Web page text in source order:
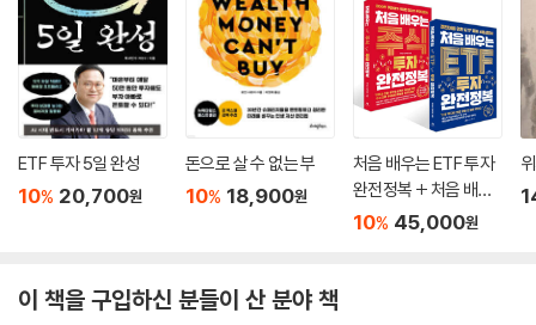
ETF 투자 5일 완성
10% 20,700원
돈으로 살 수 없는 부
10% 18,900원
처음 배우는 ETF 투자
완전정복 + 처음 배우
는 주식 투자 완전정복
10% 45,000원
이 책을 구입하신 분들이 산 분야 책